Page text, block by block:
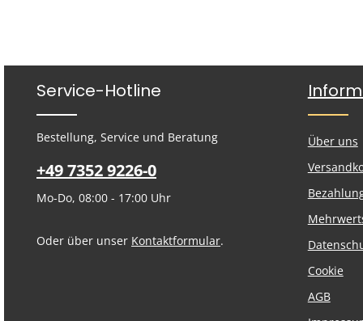
Service-Hotline
Bestellung, Service und Beratung
+49 7352 9226-0
Mo-Do, 08:00 - 17:00 Uhr
Oder über unser Kontaktformular.
Über uns
Cookie
AGB